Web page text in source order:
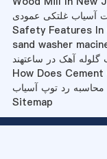
آسیاب غلتکی عمودی
Safety Features In
sand washer
گلوله آهک در ساعتهند
How Does
محاسبه رد توپ آسیاب
Sitemap